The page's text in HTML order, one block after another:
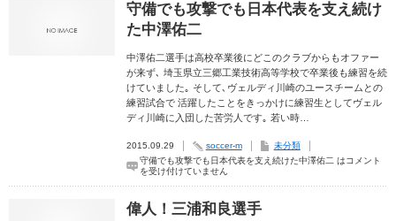
守備でも攻撃でも日本代表を支え続け
た中澤佑二
中澤佑二選手は高校卒業後にどこのクラブからもオファー
が来ず､ 埼玉県立三郷工業技術高等学校で卒業後も練習を続
けていました｡ そして､ヴェルディ川崎のユースチームとの
練習試合で 活躍したことをきっかけに練習生としてヴェル
ディ川崎に入団した苦労人です｡ 若い時…
2015.09.29 soccer-m
未分類
守備でも攻撃でも日本代表を支え続けた中澤佑二 はコメント
を受け付けていません
偉人！三浦和良選手